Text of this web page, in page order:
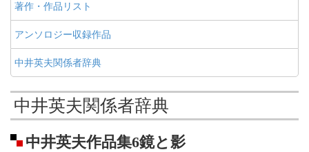
著作・作品リスト
アンソロジー収録作品
中井英夫関係者辞典
中井英夫関係者辞典
中井英夫作品集6鏡と影